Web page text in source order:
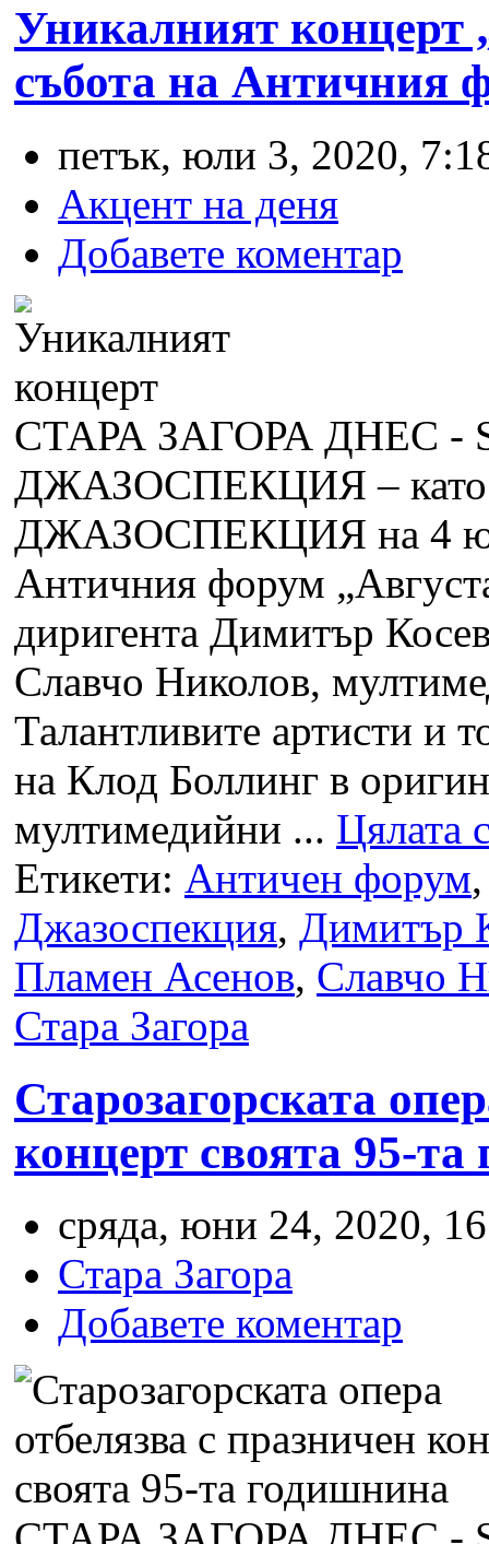
Уникалният концерт
събота на Античния
петък, юли 3, 2020,
Акцент на деня
Добавете коментар
СТАРА ЗАГОРА ДНЕС -
ДЖАЗОСПЕКЦИЯ –
ДЖАЗОСПЕКЦИЯ на 4
Античния форум
диригента Димитър
Славчо Николов,
Талантливите артисти и
на Клод Боллинг в
мултимедийни ... Цялата
Етикети: Античен форум
Джазоспекция, Димитър
Пламен Асенов, Славчо
Стара Загора
Старозагорската
концерт своята 95-
сряда, юни 24, 2020,
Стара Загора
Добавете коментар